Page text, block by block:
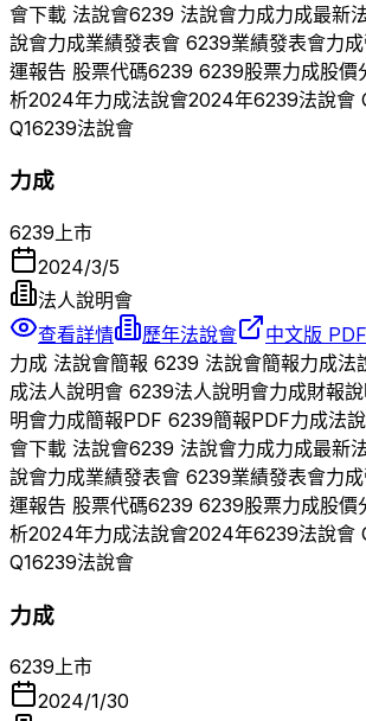
會下載 法說會6239 法說會力成力成最新
說會力成業績發表會 6239業績發表會力成
運報告 股票代碼6239 6239股票力成股價
析2024年力成法說會2024年6239法說會
Q16239法說會
力成
6239 上市
2024/3/5
法人說明會
查看詳情
歷年法說會 中文版 PDF
力成 法說會簡報 6239 法說會簡報力成法
成法人說明會 6239法人說明會力成財報
明會力成簡報PDF 6239簡報PDF力成法
會下載 法說會6239 法說會力成力成最新
說會力成業績發表會 6239業績發表會力成
運報告 股票代碼6239 6239股票力成股價
析2024年力成法說會2024年6239法說會
Q16239法說會
力成
6239上市
2024/1/30